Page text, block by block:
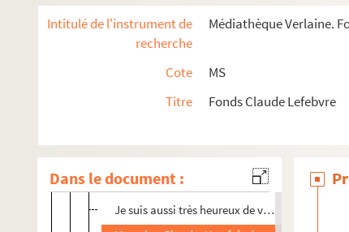
Intitulé de l'instrument de
recherche
Médiathèque Verlaine.
Cote
MS
Titre
Fonds Claude Lefebvre
Dans le document :
Cher Claude, Tes vœux si chaleureux éveillent
Madame, Monsieur, Elargir le rayonnement de
Madame, Monsieur, Depuis le lancement du
Cher poète et musicien, Recevoir ce mot écrit
Galerie Jaquester - 16 janvier 1991
Je suis aussi très heureux de vous annoncer